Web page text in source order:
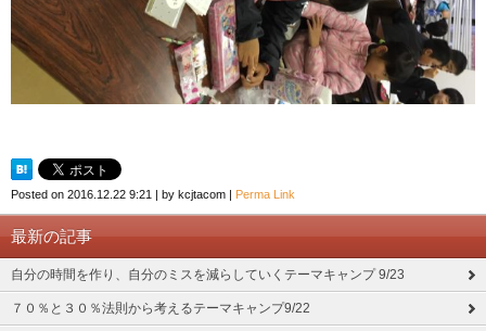
Posted on 2016.12.22 9:21 | by kcjtacom | Perma Link
最新の記事
自分の時間を作り、自分のミスを減らしていくテーマキャンプ 9/23
７０％と３０％法則から考えるテーマキャンプ9/22